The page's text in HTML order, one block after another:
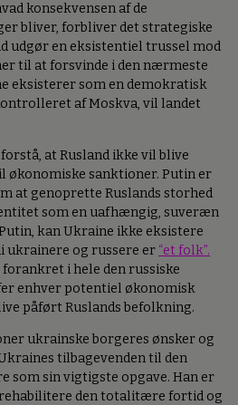
konsekvensen af de
bliver, forbliver det strategiske
udgør en eksistentiel trussel mod
til at forsvinde i den nærmeste
eksisterer som en demokratisk
af Moskva, vil landet
at Rusland ikke vil blive
sanktioner. Putin er
at genoprette Ruslands storhed
som en uafhængig, suveræn
kan Ukraine ikke eksistere
ukrainere og russere er “et folk”.
i hele den russiske
enhver potentiel økonomisk
påført Ruslands befolkning.
ukrainske borgeres ønsker og
tilbagevenden til den
som sin vigtigste opgave. Han er
rehabilitere den totalitære fortid og